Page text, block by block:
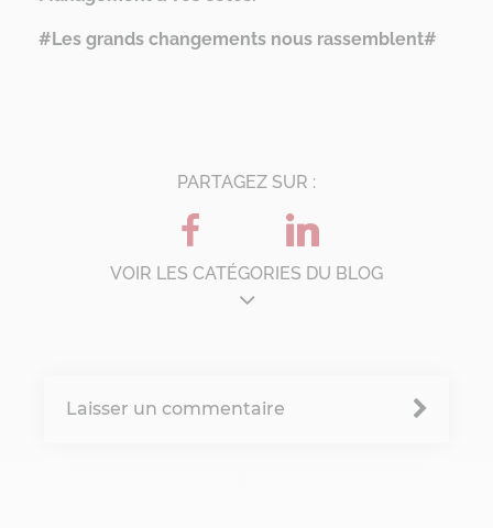
#Les grands changements nous rassemblent#
PARTAGEZ SUR :
VOIR LES CATÉGORIES DU BLOG
Laisser un commentaire